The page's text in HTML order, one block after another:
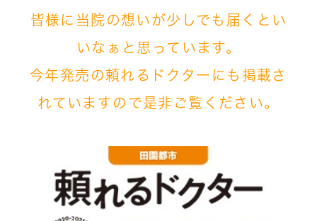
皆様に当院の想いが少しでも届くとい
いなぁと 思っています。
今年発売の頼れるドクターにも掲載さ
れていますので是非ご覧ください。